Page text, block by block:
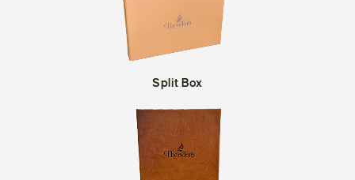
Split Box